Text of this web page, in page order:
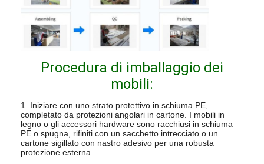
Procedura di imballaggio dei
mobili:
1. Iniziare con uno strato protettivo in schiuma PE,
completato da protezioni angolari in cartone. I mobili in
legno o gli accessori hardware sono racchiusi in schiuma
PE o spugna, rifiniti con un sacchetto intrecciato o un
cartone sigillato con nastro adesivo per una robusta
protezione esterna.